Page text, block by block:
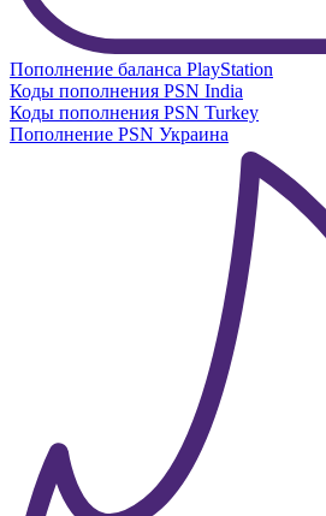
Пополнение баланса PlayStation
Коды пополнения PSN India
Коды пополнения PSN Turkey
Пополнение PSN Украина